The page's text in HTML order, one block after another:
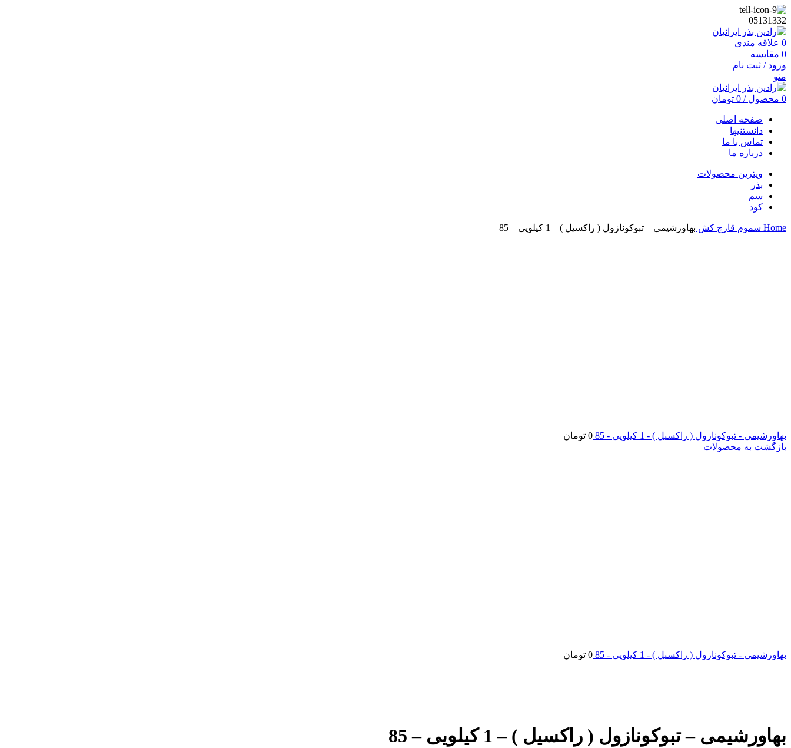
05131332
0 علاقه مندی
0 مقایسه
ورود / ثبت نام
منو
0 محصول /
0 تومان
صفحه اصلی
دانستنیها
تماس با ما
درباره ما
ویترین محصولات
بذر
سم
کود
Home سموم قارچ کش بهاورشیمی – تبوکونازول ( راکسیل ) – 1 کیلویی – 85
بهاورشیمی - تبوکونازول ( راکسیل ) - 1 کیلویی - 85 0 تومان
بازگشت به محصولات
بهاورشیمی - تبوکونازول ( راکسیل ) - 1 کیلویی - 85 0 تومان
بهاورشیمی – تبوکونازول ( راکسیل ) – 1 کیلویی – 85